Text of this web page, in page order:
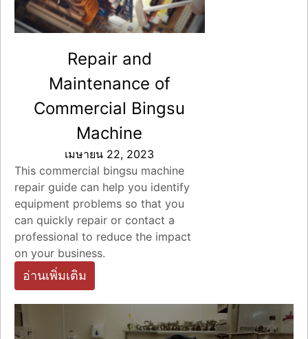
Repair and
Maintenance of
Commercial Bingsu
Machine
เมษายน 22, 2023
This commercial bingsu machine
repair guide can help you identify
equipment problems so that you
can quickly repair or contact a
professional to reduce the impact
on your business.
อ่านเพิ่มเติม